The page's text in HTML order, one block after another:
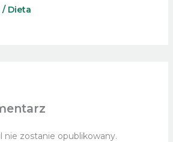
/ Dieta
nie zostanie opublikowany.